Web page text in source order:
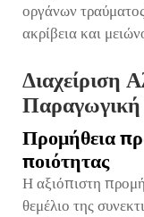
οργάνων
ακρίβεια και
Διαχείριση
Παραγωγική
Προμήθεια
ποιότητας
Η αξιόπιστη
θεμέλιο της